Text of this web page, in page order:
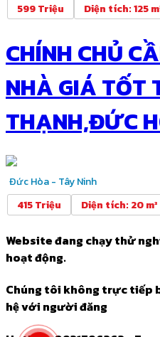
599 Triệu
Diện tích:125
CHÍNH CHỦ
NHÀ GIÁ TỐT
THẠNH,ĐỨC
Đức Hòa - Tây Ninh
415 Triệu
Diện tích: 20 m²
Website đang chạy thử
hoạt động.
Chúng tôi không trực tiếp
hệ với người đăng